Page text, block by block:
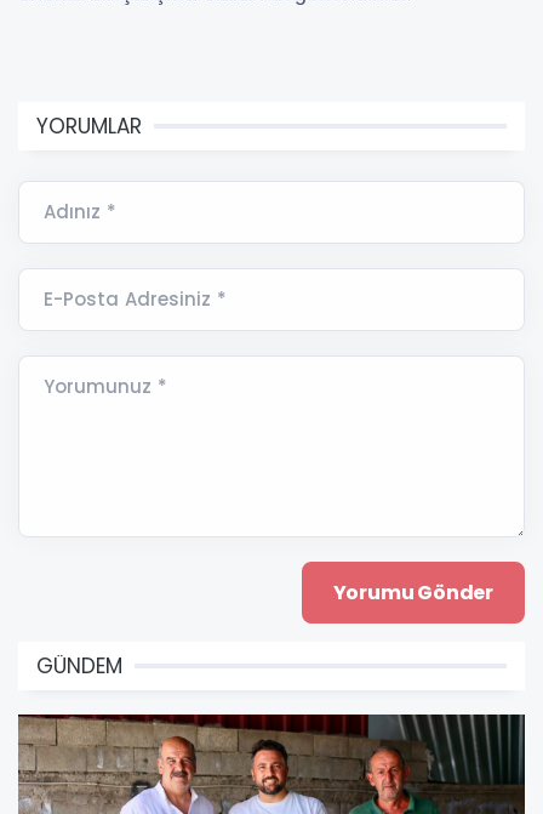
YORUMLAR
Adınız *
E-Posta Adresiniz *
Yorumunuz *
GÜNDEM